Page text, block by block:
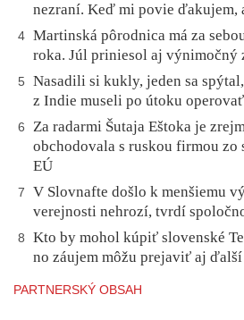
nezraní. Keď mi povie ďakujem,
4 Martinská pôrodnica má za
roka. Júl priniesol aj výnimočný
5
Nasadili si kukly, jeden sa
z Indie museli po útoku operovať
6
Za radarmi Šutaja Eštoka je
obchodovala s ruskou firmou zo
EÚ
7
V Slovnafte došlo k menšiemu
verejnosti nehrozí, tvrdí
8
Kto by mohol kúpiť slovenské
no záujem môžu prejaviť aj ďalší
PARTNERSKÝ OBSAH